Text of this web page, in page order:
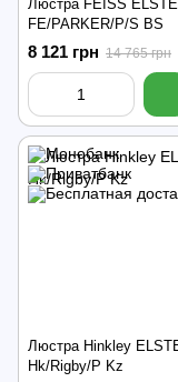
Люстра FEISS
FE/PARKER/P/S BS
8 121 грн 14 765 грн
Люстра Hinkley
Hk/Rigby/P Kz